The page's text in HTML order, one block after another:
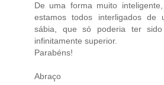
De uma forma muito
estamos todos interligados de
sábia, que só poderia ter
infinitamente superior.
Parabéns!
Abraço